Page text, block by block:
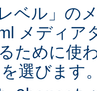
ベル」の
メディア
ために使
選びます